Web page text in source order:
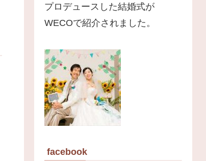
プロデュースした結婚式が
WECOで紹介されました。
facebook